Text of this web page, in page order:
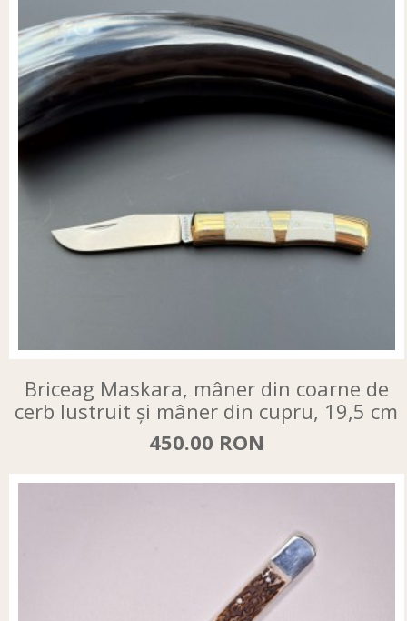
Briceag Maskara, mâner din coarne de
cerb lustruit și mâner din cupru, 19,5 cm
450.00 RON